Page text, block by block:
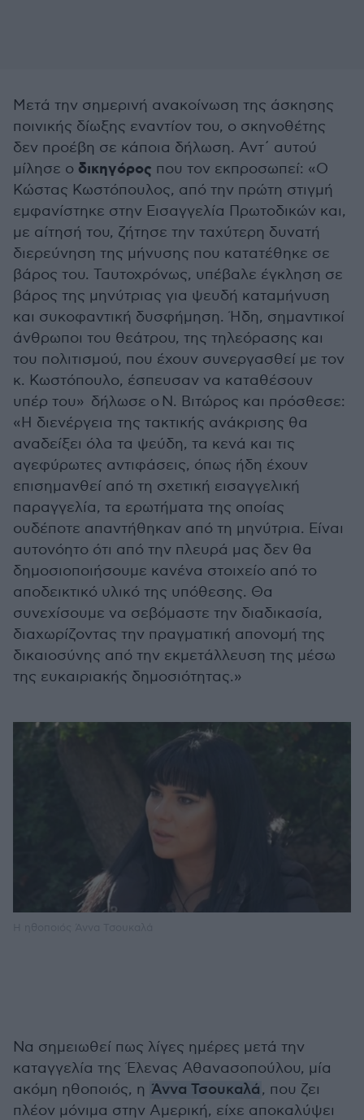
Μετά την σημερινή ανακοίνωση της άσκησης
ποινικής δίωξης εναντίον του, ο σκηνοθέτης
δεν προέβη σε κάποια δήλωση. Αντ΄ αυτού
μίλησε ο δικηγόρος που τον εκπροσωπεί: «Ο
Κώστας Κωστόπουλος, από την πρώτη στιγμή
εμφανίστηκε στην Εισαγγελία Πρωτοδικών και,
με αίτησή του, ζήτησε την ταχύτερη δυνατή
διερεύνηση της μήνυσης που κατατέθηκε σε
βάρος του. Ταυτοχρόνως, υπέβαλε έγκληση σε
βάρος της μηνύτριας για ψευδή καταμήνυση
και συκοφαντική δυσφήμηση. Ήδη, σημαντικοί
άνθρωποι του θεάτρου, της τηλεόρασης και
του πολιτισμού, που έχουν συνεργασθεί με τον
κ. Κωστόπουλο, έσπευσαν να καταθέσουν
υπέρ του» δήλωσε ο Ν. Βιτώρος και πρόσθεσε:
«Η διενέργεια της τακτικής ανάκρισης θα
αναδείξει όλα τα ψεύδη, τα κενά και τις
αγεφύρωτες αντιφάσεις, όπως ήδη έχουν
επισημανθεί από τη σχετική εισαγγελική
παραγγελία, τα ερωτήματα της οποίας
ουδέποτε απαντήθηκαν από τη μηνύτρια. Είναι
αυτονόητο ότι από την πλευρά μας δεν θα
δημοσιοποιήσουμε κανένα στοιχείο από το
αποδεικτικό υλικό της υπόθεσης. Θα
συνεχίσουμε να σεβόμαστε την διαδικασία,
διαχωρίζοντας την πραγματική απονομή της
δικαιοσύνης από την εκμετάλλευση της μέσω
της ευκαιριακής δημοσιότητας.»
Να σημειωθεί πως λίγες ημέρες μετά την
καταγγελία της Έλενας Αθανασοπούλου, μία
ακόμη ηθοποιός, η Άννα Τσουκαλά, που ζει
πλέον μόνιμα στην Αμερική, είχε αποκαλύψει